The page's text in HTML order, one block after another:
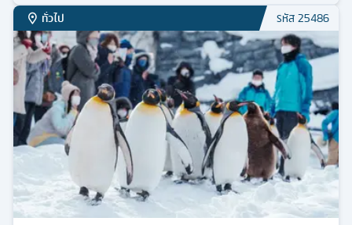
ทั่วไป รหัส25486